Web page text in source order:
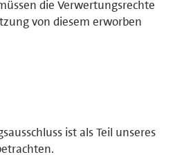
die Verwertungsrechte
von diesem erworben
ist als Teil unseres